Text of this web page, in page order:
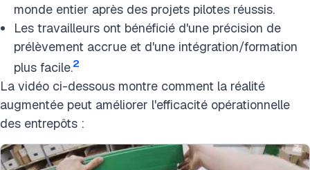
monde entier après des projets pilotes réussis.
Les travailleurs ont bénéficié d'une précision de
prélèvement accrue et d'une intégration/formation
plus facile.2
La vidéo ci-dessous montre comment la réalité
augmentée peut améliorer l'efficacité opérationnelle
des entrepôts :